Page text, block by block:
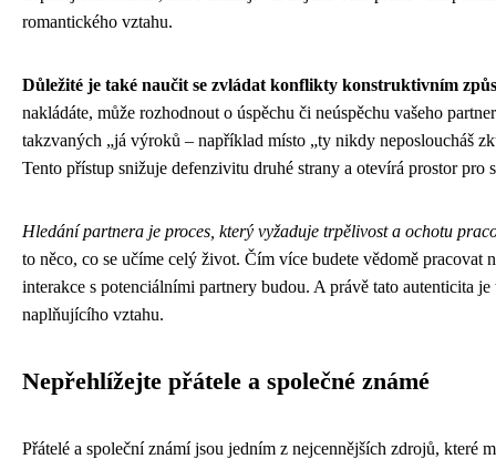
romantického vztahu.
Důležité je také naučit se zvládat konflikty konstruktivním
nakládáte, může rozhodnout o úspěchu či neúspěchu vašeho
takzvaných „já výroků – například místo „ty nikdy neposloucháš
Tento přístup snižuje defenzivitu druhé strany a otevírá prostor pro
Hledání partnera je proces, který vyžaduje trpělivost a ochotu
to něco, co se učíme celý život. Čím více budete vědomě
interakce s potenciálními partnery budou. A právě tato autenticita
naplňujícího vztahu.
Nepřehlížejte přátele a společné známé
Přátelé a společní známí jsou jedním z nejcennějších zdrojů, které